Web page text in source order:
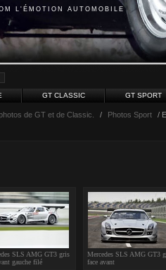
L'ÉMOTION AUTOMOBILE
GT CLASSIC GT SPORT
de GT et de Classic. / Photos Sport /
SLS AMG GT3 gris
gauche filé
Mercedes SLS AMG GT3
face avant